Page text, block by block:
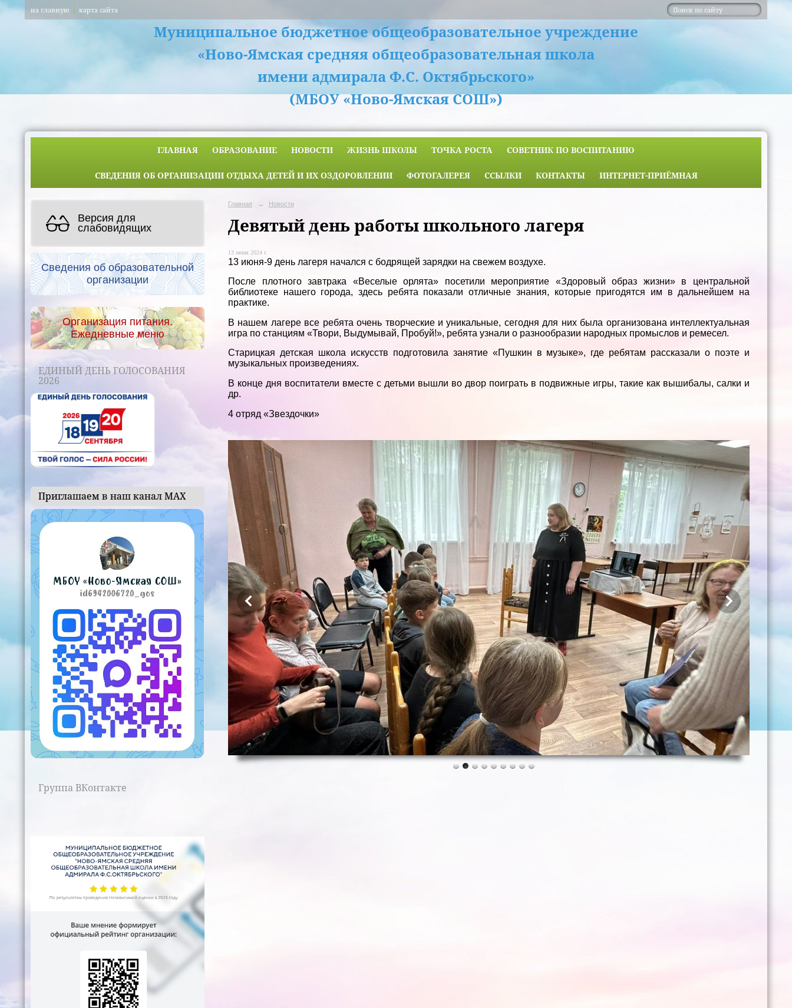
на главную карта сайта
Муниципальное бюджетное общеобразовательное учреждение
«Ново-Ямская средняя общеобразовательная школа
имени адмирала Ф.С. Октябрьского»
(МБОУ «Ново-Ямская СОШ»)
ГЛАВНАЯ ОБРАЗОВАНИЕ НОВОСТИ ЖИЗНЬ ШКОЛЫ ТОЧКА РОСТА СОВЕТНИК ПО ВОСПИТАНИЮ
СВЕДЕНИЯ ОБ ОРГАНИЗАЦИИ ОТДЫХА ДЕТЕЙ И ИХ ОЗДОРОВЛЕНИИ ФОТОГАЛЕРЕЯ ССЫЛКИ КОНТАКТЫ ИНТЕРНЕТ-ПРИЁМНАЯ
Версия для
слабовидящих
Сведения об образовательной
организации
Организация питания.
Ежедневные меню
ЕДИНЫЙ ДЕНЬ ГОЛОСОВАНИЯ
2026
Приглашаем в наш канал МАХ
Группа ВКонтакте
Главная → Новости
Девятый день работы школьного лагеря
13 июня 2024 г.
13 июня-9 день лагеря начался с бодрящей зарядки на свежем воздухе.
После плотного завтрака «Веселые орлята» посетили мероприятие «Здоровый образ жизни» в центральной
библиотеке нашего города, здесь ребята показали отличные знания, которые пригодятся им в дальнейшем на
практике.
В нашем лагере все ребята очень творческие и уникальные, сегодня для них была организована интеллектуальная
игра по станциям «Твори, Выдумывай, Пробуй!», ребята узнали о разнообразии народных промыслов и ремесел.
Старицкая детская школа искусств подготовила занятие «Пушкин в музыке», где ребятам рассказали о поэте и
музыкальных произведениях.
В конце дня воспитатели вместе с детьми вышли во двор поиграть в подвижные игры, такие как вышибалы, салки и
др.
4 отряд «Звездочки»